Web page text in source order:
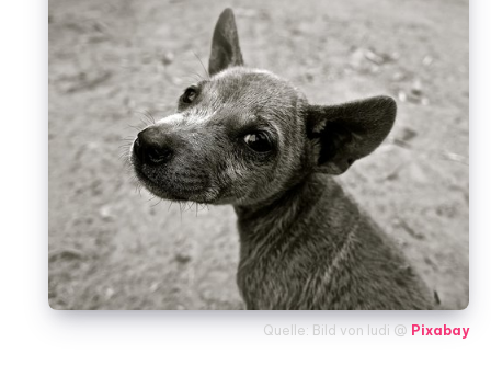
Quelle: Bild von ludi @ Pixabay